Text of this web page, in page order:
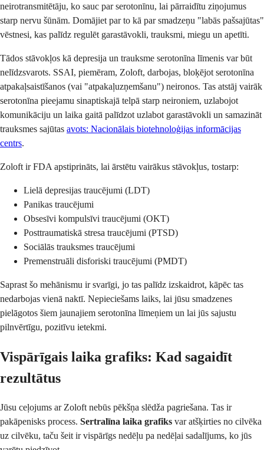
neirotransmitētāju, ko sauc par serotonīnu, lai pārraidītu ziņojumus
starp nervu šūnām. Domājiet par to kā par smadzeņu "labās pašsajūtas"
vēstnesi, kas palīdz regulēt garastāvokli, trauksmi, miegu un apetīti.
Tādos stāvokļos kā depresija un trauksme serotonīna līmenis var būt
nelīdzsvarots. SSAI, piemēram, Zoloft, darbojas, bloķējot serotonīna
atpakaļsaistīšanos (vai "atpakaļuzņemšanu") neironos. Tas atstāj vairāk
serotonīna pieejamu sinaptiskajā telpā starp neironiem, uzlabojot
komunikāciju un laika gaitā palīdzot uzlabot garastāvokli un samazināt
trauksmes sajūtas avots: Nacionālais biotehnoloģijas informācijas
centrs.
Zoloft ir FDA apstiprināts, lai ārstētu vairākus stāvokļus, tostarp:
Lielā depresijas traucējumi (LDT)
Panikas traucējumi
Obsesīvi kompulsīvi traucējumi (OKT)
Posttraumatiskā stresa traucējumi (PTSD)
Sociālās trauksmes traucējumi
Premenstruāli disforiski traucējumi (PMDT)
Saprast šo mehānismu ir svarīgi, jo tas palīdz izskaidrot, kāpēc tas
nedarbojas vienā naktī. Nepieciešams laiks, lai jūsu smadzenes
pielāgotos šiem jaunajiem serotonīna līmeņiem un lai jūs sajustu
pilnvērtīgu, pozitīvu ietekmi.
Vispārīgais laika grafiks: Kad sagaidīt
rezultātus
Jūsu ceļojums ar Zoloft nebūs pēkšņa slēdža pagriešana. Tas ir
pakāpenisks process. Sertralīna laika grafiks var atšķirties no cilvēka
uz cilvēku, taču šeit ir vispārīgs nedēļu pa nedēļai sadalījums, ko jūs